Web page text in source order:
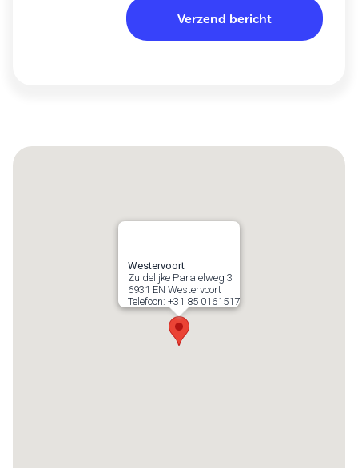
Westervoort
Zuidelijke Paralelweg 3
6931 EN Westervoort
Telefoon: +31 85 0161517